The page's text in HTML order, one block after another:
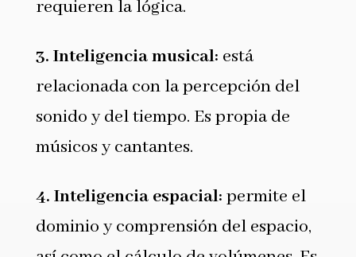
requieren la lógica.
3. Inteligencia musical: está
relacionada con la percepción del
sonido y del tiempo. Es propia de
músicos y cantantes.
4. Inteligencia espacial: permite el
dominio y comprensión del espacio,